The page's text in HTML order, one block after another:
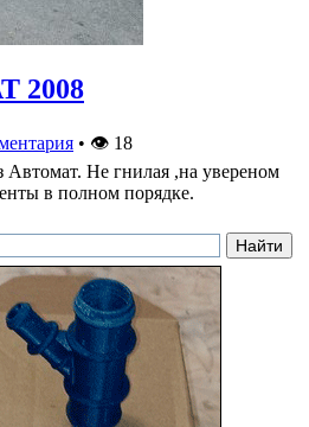
2008
• 👁 18
Автомат. Не гнилая ,на увереном
в полном порядке.